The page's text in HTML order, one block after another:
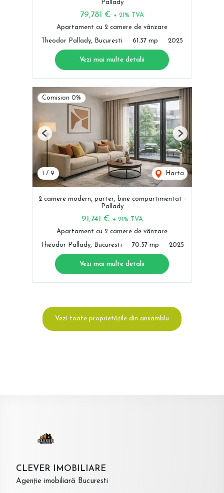
Pallady
79,781 € + 21% TVA
Apartament cu 2 camere de vânzare
Theodor Pallady, Bucuresti 61.37 mp 2025
Vezi mai multe detalii
Comision 0%
1 / 9 Harta
Previous Next
2 camere modern, parter, bine compartimentat -
Pallady
91,741 € + 21% TVA
Apartament cu 2 camere de vânzare
Theodor Pallady, Bucuresti 70.57 mp 2025
Vezi mai multe detalii
Vezi toate proprietățile din ansamblu
CLEVER IMOBILIARE
Agenție imobiliară Bucuresti